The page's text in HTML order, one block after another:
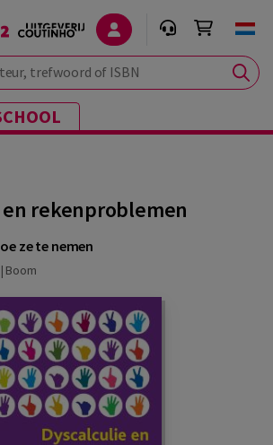
trefwoord of ISBN
rekenproblemen
ze te nemen
| Boom